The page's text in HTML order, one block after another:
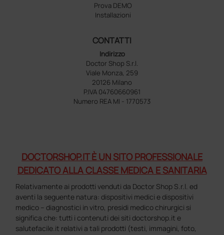
Prova DEMO
Installazioni
CONTATTI
Indirizzo
Doctor Shop S.r.l.
Viale Monza, 259
20126 Milano
P.IVA 04760660961
Numero REA MI - 1770573
DOCTORSHOP.IT È UN SITO PROFESSIONALE
DEDICATO ALLA CLASSE MEDICA E SANITARIA
Relativamente ai prodotti venduti da Doctor Shop S.r.l. ed
aventi la seguente natura: dispositivi medici e dispositivi
medico – diagnostici in vitro, presidi medico chirurgici si
significa che: tutti i contenuti dei siti doctorshop.it e
salutefacile.it relativi a tali prodotti (testi, immagini, foto,